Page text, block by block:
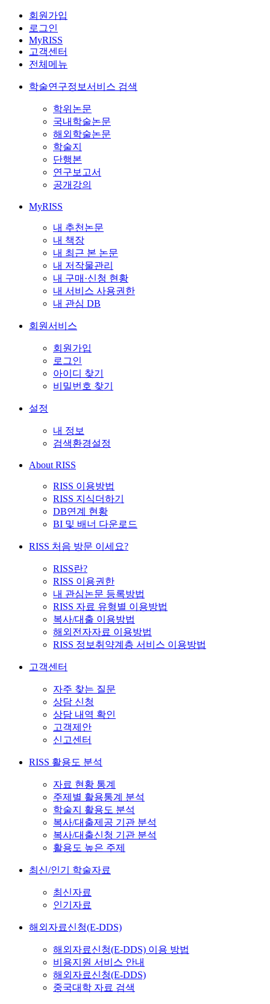
회원가입
로그인
MyRISS
고객센터
전체메뉴
학술연구정보서비스 검색
학위논문
국내학술논문
해외학술논문
학술지
단행본
연구보고서
공개강의
MyRISS
내 추천논문
내 책장
내 최근 본 논문
내 저작물관리
내 구매·신청 현황
내 서비스 사용권한
내 관심 DB
회원서비스
회원가입
로그인
아이디 찾기
비밀번호 찾기
설정
내 정보
검색환경설정
About RISS
RISS 이용방법
RISS 지식더하기
DB연계 현황
BI 및 배너 다운로드
RISS 처음 방문 이세요?
RISS란?
RISS 이용권한
내 관심논문 등록방법
RISS 자료 유형별 이용방법
복사/대출 이용방법
해외전자자료 이용방법
RISS 정보취약계층 서비스 이용방법
고객센터
자주 찾는 질문
상담 신청
상담 내역 확인
고객제안
신고센터
RISS 활용도 분석
자료 현황 통계
주제별 활용통계 분석
학술지 활용도 분석
복사/대출제공 기관 분석
복사/대출신청 기관 분석
활용도 높은 주제
최신/인기 학술자료
최신자료
인기자료
해외자료신청(E-DDS)
해외자료신청(E-DDS) 이용 방법
비용지원 서비스 안내
해외자료신청(E-DDS)
중국대학 자료 검색